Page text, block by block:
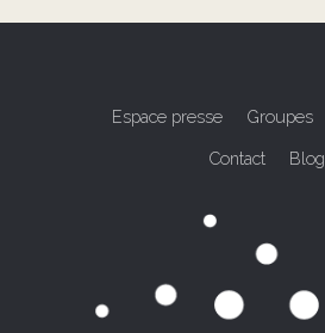
Espace presse Groupes
Contact Blog